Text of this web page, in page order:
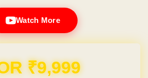
Watch More
₹9,999